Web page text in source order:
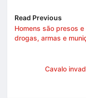
Read Previous
Homens são presos
drogas, armas e
Cavalo